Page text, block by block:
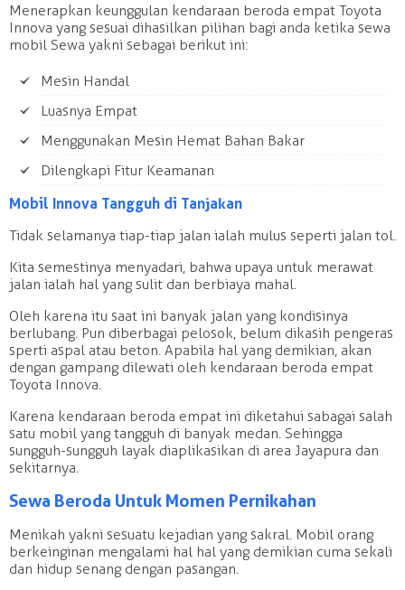
Menerapkan keunggulan kendaraan beroda empat Toyota
Innova yang sesuai dihasilkan pilihan bagi anda ketika sewa
mobil Sewa yakni sebagai berikut ini:
Mesin Handal
Luasnya Empat
Menggunakan Mesin Hemat Bahan Bakar
Dilengkapi Fitur Keamanan
Mobil Innova Tangguh di Tanjakan
Tidak selamanya tiap-tiap jalan ialah mulus seperti jalan tol.
Kita semestinya menyadari, bahwa upaya untuk merawat
jalan ialah hal yang sulit dan berbiaya mahal.
Oleh karena itu saat ini banyak jalan yang kondisinya
berlubang. Pun diberbagai pelosok, belum dikasih pengeras
sperti aspal atau beton. Apabila hal yang demikian, akan
dengan gampang dilewati oleh kendaraan beroda empat
Toyota Innova.
Karena kendaraan beroda empat ini diketahui sabagai salah
satu mobil yang tangguh di banyak medan. Sehingga
sungguh-sungguh layak diaplikasikan di area Jayapura dan
sekitarnya.
Sewa Beroda Untuk Momen Pernikahan
Menikah yakni sesuatu kejadian yang sakral. Mobil orang
berkeinginan mengalami hal hal yang demikian cuma sekali
dan hidup senang dengan pasangan.